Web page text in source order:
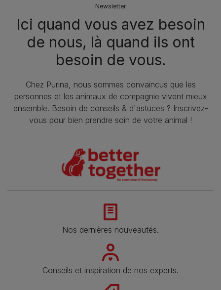
Newsletter
Ici quand vous avez besoin
de nous, là quand ils ont
besoin de vous.
Chez Purina, nous sommes convaincus que les
personnes et les animaux de compagnie vivent mieux
ensemble. Besoin de conseils & d'astuces ? Inscrivez-
vous pour bien prendre soin de votre animal !
Nos dernières nouveautés.
Conseils et inspiration de nos experts.